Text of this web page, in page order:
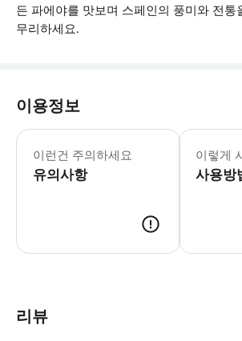
든 파에야를 맛보며 스페인의 풍미와 전통
무리하세요.
이용정보
이런건 주의하세요
유의사항
- 이것은 쿠
이렇게
사용방
리뷰